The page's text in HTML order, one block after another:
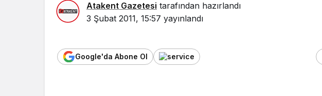
Atakent Gazetesi tarafından hazırlandı
3 Şubat 2011, 15:57 yayınlandı
Google'da Abone Ol